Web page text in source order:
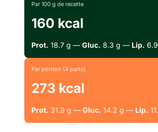
Par 100 g de recette
160 kcal
Prot. 18.7 g — Gluc. 8.3 g — Lip.
Par portion (4 parts)
273 kcal
Prot. 31.9 g — Gluc. 14.2 g — Lip.